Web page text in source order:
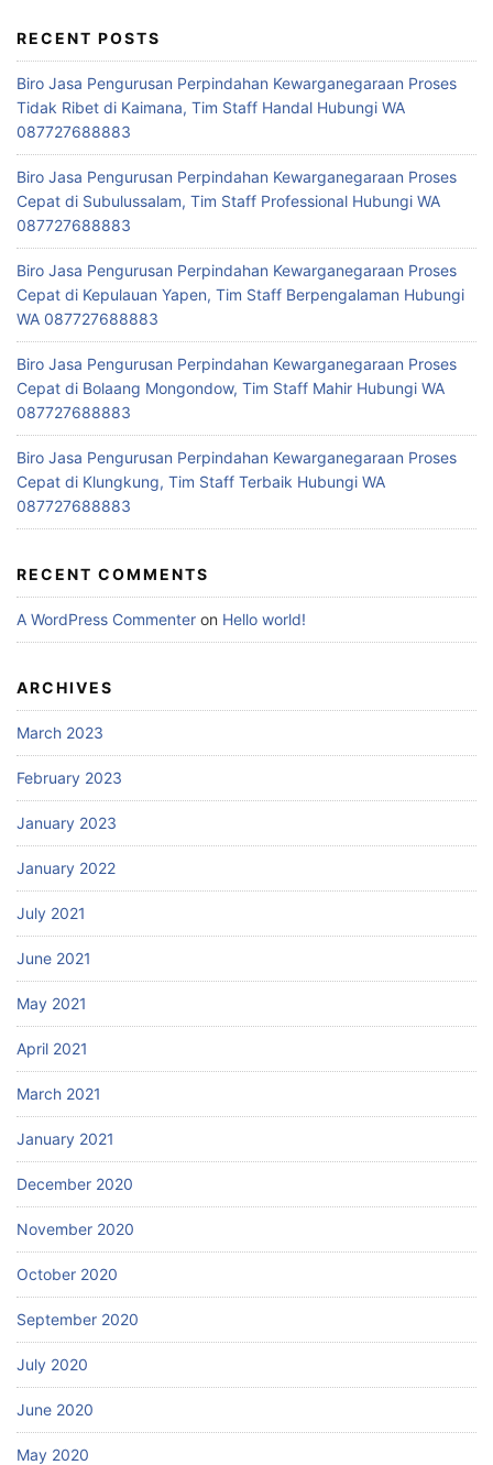
RECENT POSTS
Biro Jasa Pengurusan Perpindahan Kewarganegaraan Proses
Tidak Ribet di Kaimana, Tim Staff Handal Hubungi WA
087727688883
Biro Jasa Pengurusan Perpindahan Kewarganegaraan Proses
Cepat di Subulussalam, Tim Staff Professional Hubungi WA
087727688883
Biro Jasa Pengurusan Perpindahan Kewarganegaraan Proses
Cepat di Kepulauan Yapen, Tim Staff Berpengalaman Hubungi
WA 087727688883
Biro Jasa Pengurusan Perpindahan Kewarganegaraan Proses
Cepat di Bolaang Mongondow, Tim Staff Mahir Hubungi WA
087727688883
Biro Jasa Pengurusan Perpindahan Kewarganegaraan Proses
Cepat di Klungkung, Tim Staff Terbaik Hubungi WA
087727688883
RECENT COMMENTS
A WordPress Commenter on Hello world!
ARCHIVES
March 2023
February 2023
January 2023
January 2022
July 2021
June 2021
May 2021
April 2021
March 2021
January 2021
December 2020
November 2020
October 2020
September 2020
July 2020
June 2020
May 2020